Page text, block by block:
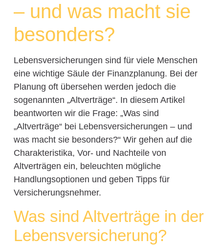
– und was macht sie
besonders?
Lebensversicherungen sind für viele Menschen
eine wichtige Säule der Finanzplanung. Bei der
Planung oft übersehen werden jedoch die
sogenannten „Altverträge“. In diesem Artikel
beantworten wir die Frage: „Was sind
„Altverträge“ bei Lebensversicherungen – und
was macht sie besonders?“ Wir gehen auf die
Charakteristika, Vor- und Nachteile von
Altverträgen ein, beleuchten mögliche
Handlungsoptionen und geben Tipps für
Versicherungsnehmer.
Was sind Altverträge in der
Lebensversicherung?